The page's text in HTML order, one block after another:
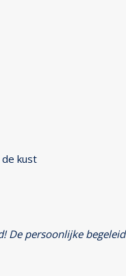
kust
De persoonlijke